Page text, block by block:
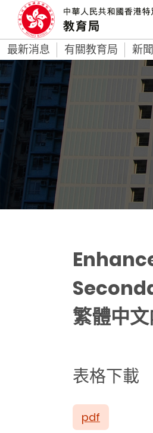
最新消息 有關教育局 新
繁體中
表格下載
pdf